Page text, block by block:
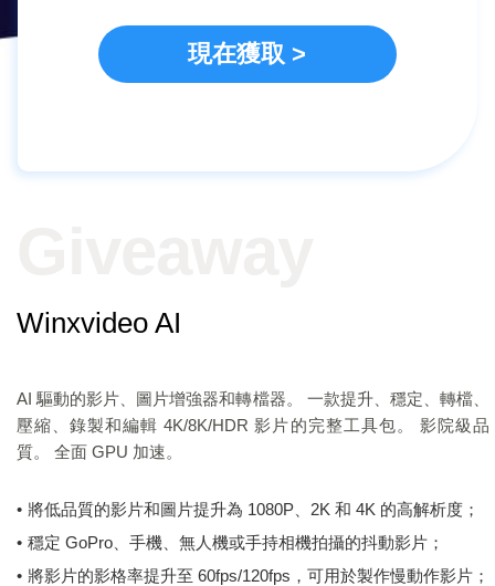
現在獲取 >
Winxvideo AI
AI 驅動的影片、圖片增強器和轉檔器。 一款提升、穩定、轉檔、
壓縮、錄製和編輯 4K/8K/HDR 影片的完整工具包。 影院級品
質。 全面 GPU 加速。
• 將低品質的影片和圖片提升為 1080P、2K 和 4K 的高解析度；
• 穩定 GoPro、手機、無人機或手持相機拍攝的抖動影片；
• 將影片的影格率提升至 60fps/120fps，可用於製作慢動作影片；